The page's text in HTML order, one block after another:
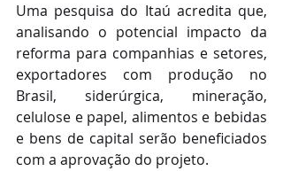
Uma pesquisa do Itaú acredita que,
analisando o potencial impacto da
reforma para companhias e setores,
exportadores com produção no
Brasil, siderúrgica, mineração,
celulose e papel, alimentos e bebidas
e bens de capital serão beneficiados
com a aprovação do projeto.